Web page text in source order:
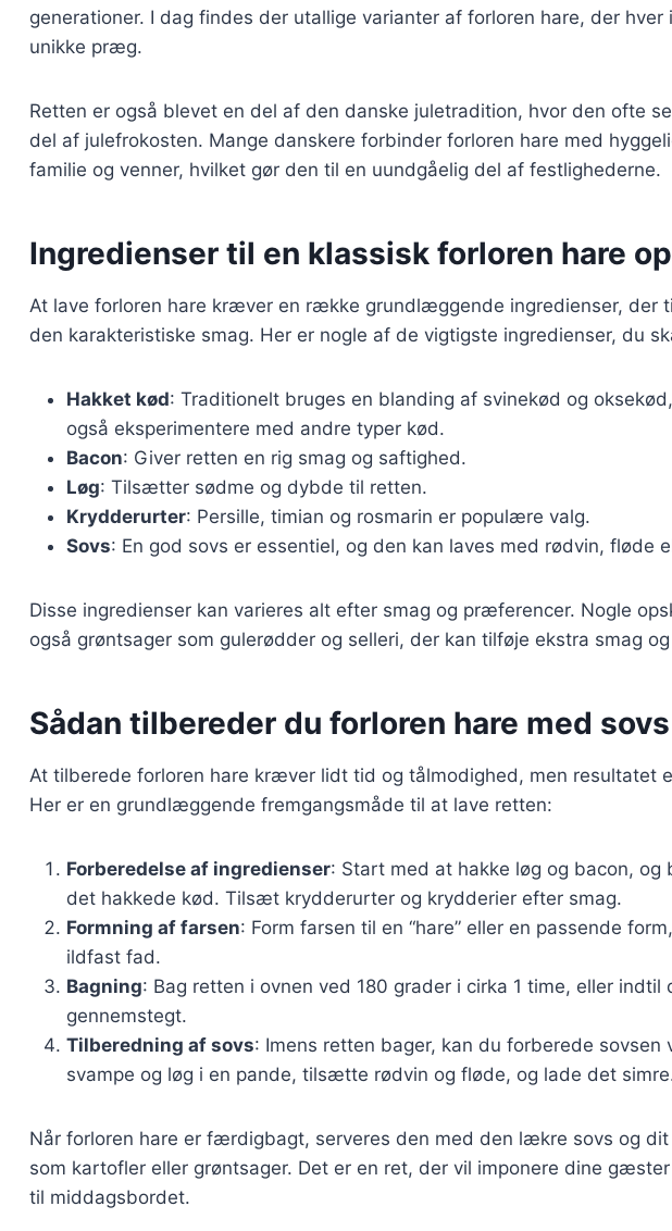
generationer. I dag findes der utallige varianter af forloren hare, der
unikke præg.
Retten er også blevet en del af den danske juletradition, hvor den ofte
del af julefrokosten. Mange danskere forbinder forloren hare med
familie og venner, hvilket gør den til en uundgåelig del af festlighederne.
Ingredienser til en klassisk forloren hare
At lave forloren hare kræver en række grundlæggende ingredienser, der
den karakteristiske smag. Her er nogle af de vigtigste ingredienser, du
Hakket kød: Traditionelt bruges en blanding af svinekød og
også eksperimentere med andre typer kød.
Bacon: Giver retten en rig smag og saftighed.
Løg: Tilsætter sødme og dybde til retten.
Krydderurter: Persille, timian og rosmarin er populære valg.
Sovs: En god sovs er essentiel, og den kan laves med rødvin, fløde
Disse ingredienser kan varieres alt efter smag og præferencer. Nogle
også grøntsager som gulerødder og selleri, der kan tilføje ekstra smag
Sådan tilbereder du forloren hare med sovs
At tilberede forloren hare kræver lidt tid og tålmodighed, men resultatet
Her er en grundlæggende fremgangsmåde til at lave retten:
Forberedelse af ingredienser: Start med at hakke løg og bacon, og
det hakkede kød. Tilsæt krydderurter og krydderier efter smag.
Formning af farsen: Form farsen til en “hare” eller en passende
ildfast fad.
Bagning: Bag retten i ovnen ved 180 grader i cirka 1 time, eller indtil
gennemstegt.
Tilberedning af sovs: Imens retten bager, kan du forberede sovsen
svampe og løg i en pande, tilsætte rødvin og fløde, og lade det
Når forloren hare er færdigbagt, serveres den med den lækre sovs og
som kartofler eller grøntsager. Det er en ret, der vil imponere dine
til middagsbordet.